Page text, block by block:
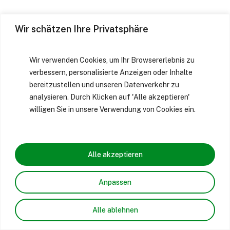
Wir schätzen Ihre Privatsphäre
Wir verwenden Cookies, um Ihr Browsererlebnis zu
verbessern, personalisierte Anzeigen oder Inhalte
bereitzustellen und unseren Datenverkehr zu
analysieren. Durch Klicken auf 'Alle akzeptieren'
willigen Sie in unsere Verwendung von Cookies ein.
Anpassen
Alle ablehnen
Alle akzeptieren